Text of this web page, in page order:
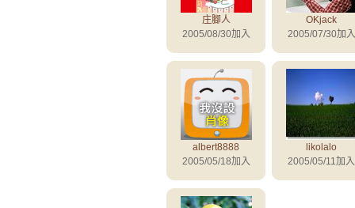
庄腳人
2005/08/30加入
OKjack
2005/07/30加入
albert8888
2005/05/18加入
likolalo
2005/05/11加入